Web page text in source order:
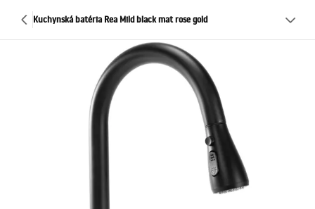
Kuchynská batéria Rea Mild black mat rose gold